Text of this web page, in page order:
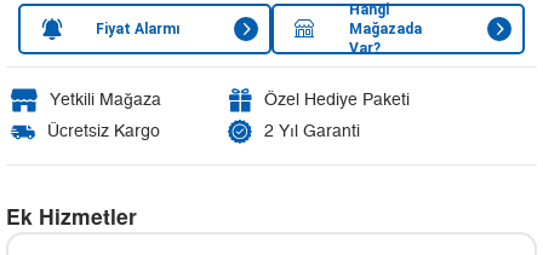
Fiyat Alarmı
Hangi
Mağazada
Var?
Yetkili Mağaza
Özel Hediye Paketi
Ücretsiz Kargo
2 Yıl Garanti
Ek Hizmetler